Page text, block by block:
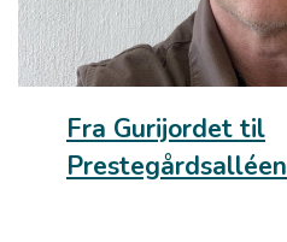
Fra Gurijordet til
Prestegårdsalléen